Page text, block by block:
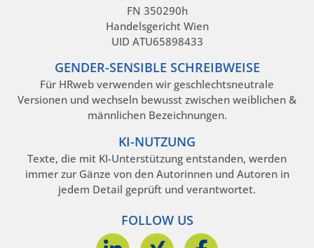
FN 350290h
Handelsgericht Wien
UID ATU65898433
GENDER-SENSIBLE SCHREIBWEISE
Für HRweb verwenden wir geschlechtsneutrale
Versionen und wechseln bewusst zwischen weiblichen &
männlichen Bezeichnungen.
KI-NUTZUNG
Texte, die mit KI-Unterstützung entstanden, werden
immer zur Gänze von den Autorinnen und Autoren in
jedem Detail geprüft und verantwortet.
FOLLOW US